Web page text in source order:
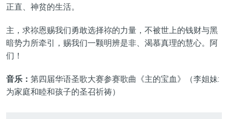
正直、神贫的生活。
主，求祢恩赐我们勇敢选择祢的力量，不被世上的钱财与黑
暗势力所牵引，赐我们一颗明辨是非、渴慕真理的慧心。阿
们！
音乐： 第四届华语圣歌大赛参赛歌曲《主的宝血 》（李姐妹:
为家庭和睦和孩子的圣召祈祷）